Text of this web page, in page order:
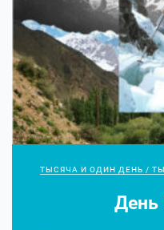
ТЫСЯЧА И ОДИН ДЕНЬ /
День